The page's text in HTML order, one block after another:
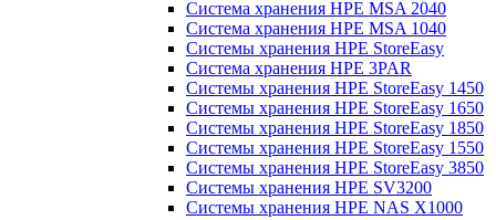
Система хранения HPE MSA 2040
Система хранения HPE MSA 1040
Системы хранения HPE StoreEasy
Система хранения HPE 3PAR
Системы хранения HPE StoreEasy 1450
Системы хранения HPE StoreEasy 1650
Системы хранения HPE StoreEasy 1850
Системы хранения HPE StoreEasy 1550
Системы хранения HPE StoreEasy 3850
Системы хранения HPE SV3200
Системы хранения HPE NAS X1000